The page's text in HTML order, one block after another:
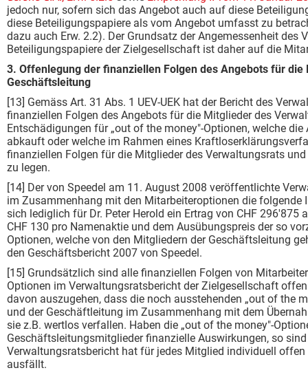
jedoch nur, sofern sich das Angebot auch auf diese
diese Beteiligungspapiere als vom Angebot umfasst zu
dazu auch Erw. 2.2). Der Grundsatz der Angemessenheit des
Beteiligungspapiere der Zielgesellschaft ist daher auf die
3. Offenlegung der finanziellen Folgen des Angebots für
Geschäftsleitung
[13] Gemäss Art. 31 Abs. 1 UEV-UEK hat der Bericht des
finanziellen Folgen des Angebots für die Mitglieder des
Entschädigungen für „out of the money"-Optionen, welche
abkauft oder welche im Rahmen eines
finanziellen Folgen für die Mitglieder des Verwaltungsrats
zu legen.
[14] Der von Speedel am 11. August 2008 veröffentlichte
im Zusammenhang mit den Mitarbeiteroptionen die folgende
sich lediglich für Dr. Peter Herold ein Ertrag von CHF
CHF 130 pro Namenaktie und dem Ausübungspreis der so
Optionen, welche von den Mitgliedern der Geschäftsleitung
den Geschäftsbericht 2007 von Speedel.
[15] Grundsätzlich sind alle finanziellen Folgen von
Optionen im Verwaltungsratsbericht der Zielgesellschaft
davon auszugehen, dass die noch ausstehenden „out of the
und der Geschäftleitung im Zusammenhang mit dem
sie z.B. wertlos verfallen. Haben die „out of the money"-
Geschäftsleitungsmitglieder finanzielle Auswirkungen, so
Verwaltungsratsbericht hat für jedes Mitglied individuell
ausfällt.